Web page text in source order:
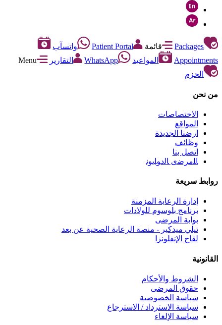
Packages قائمة Patient Portal
واتسآب
Appointments
المواعيد WhatsApp التقارير
Menu
الحزم
من نحن
الاختصاصات
المواقع
ارضنا الجديدة
وظائف
اتصل بنا
ﺎﻠﻣﺮﺿﻯ ﺎﻟﺩﻮﻠﻳﻮﻧ
روابط سريعة
إدارة الرعاية المزمنة
برنامج بلوسوم للولادات
بوابة المرضى
تيلي ميدكير - منصة الرعاية الصحية عن بعد
لقاح الإنفلونزا
القانونية
الشروط والأحكام
حقوق المرضى
سياسة الخصوصية
سياسة الاسترداد / الاسترجاع
سياسة الإلغاء